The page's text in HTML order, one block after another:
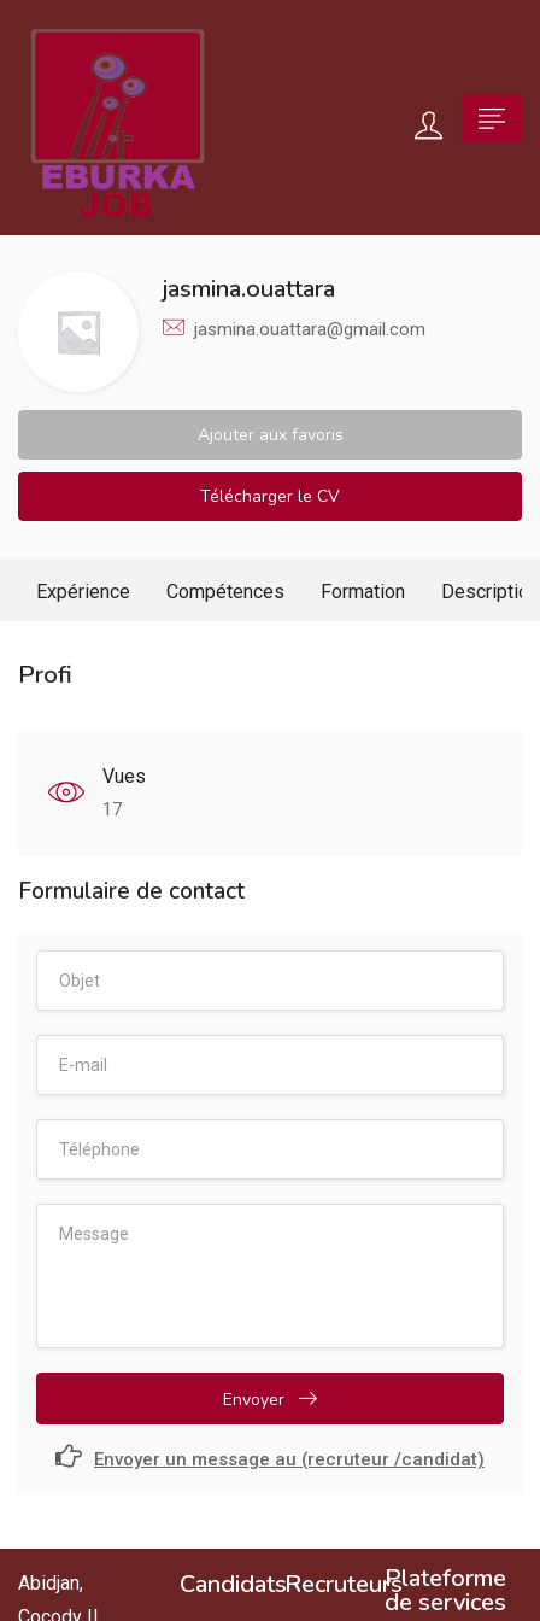
jasmina.ouattara
jasmina.ouattara@gmail.com
Ajouter aux favoris
Télécharger le CV
Expérience Compétences Formation Description
Profi
Vues
17
Formulaire de contact
Envoyer
Envoyer un message au (recruteur /candidat)
Abidjan,
CandidatsRecruteursPlateforme
de services